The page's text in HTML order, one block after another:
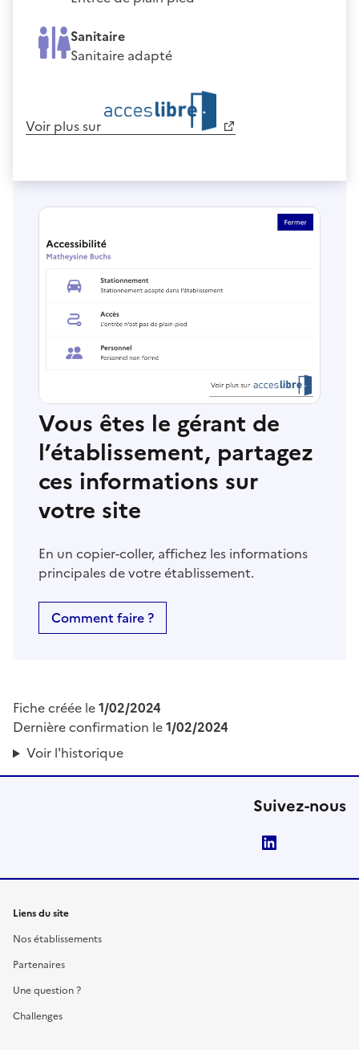
Sanitaire
Sanitaire adapté
Voir plus sur
Vous êtes le gérant de
l’établissement, partagez
ces informations sur
votre site
En un copier-coller, affichez les informations
principales de votre établissement.
Comment faire ?
Fiche créée le1/02/2024
Dernière confirmation le1/02/2024
Voir l'historique
Suivez-nous
Liens du site
Nos établissements
Partenaires
Une question ?
Challenges